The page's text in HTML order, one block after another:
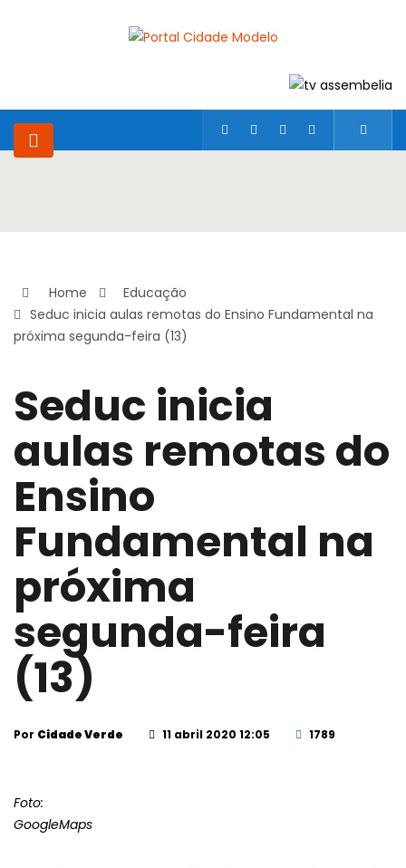
Home
Educação
Seduc inicia aulas remotas do Ensino Fundamental na
próxima segunda-feira (13)
Seduc inicia
aulas remotas do
Ensino
Fundamental na
próxima
segunda-feira
(13)
Por Cidade Verde 11 abril 2020 12:05 1789
Foto:
GoogleMaps